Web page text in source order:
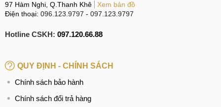
97 Hàm Nghi, Q.Thanh Khê
Xem bản đồ
Điện thoại: 096.123.9797 - 097.123.9797
Hotline CSKH: 097.120.66.88
QUY ĐỊNH - CHÍNH SÁCH
Chính sách bảo hành
Chính sách đổi trả hàng